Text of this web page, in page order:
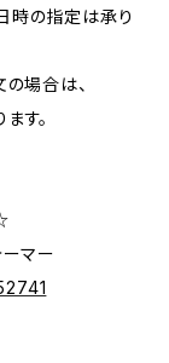
時の指定は承り
場合は、
す。
マー